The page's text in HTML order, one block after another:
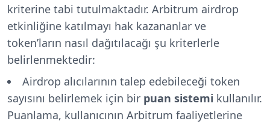
kriterine tabi tutulmaktadır. Arbitrum airdrop
etkinliğine katılmayı hak kazananlar ve
token’ların nasıl dağıtılacağı şu kriterlerle
belirlenmektedir:
Airdrop alıcılarının talep edebileceği token
sayısını belirlemek için bir puan sistemi kullanılır.
Puanlama, kullanıcının Arbitrum faaliyetlerine